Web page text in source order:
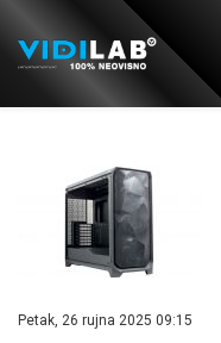
Petak, 26 rujna 2025 09:15